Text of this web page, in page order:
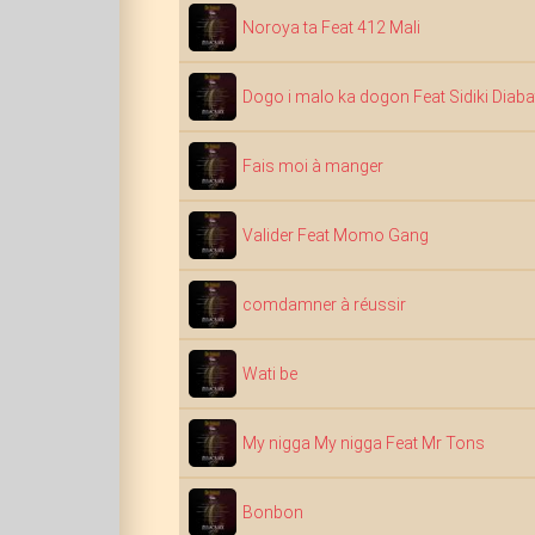
Noroya ta Feat 412 Mali
Dogo i malo ka dogon Feat Sidiki
Fais moi à manger
Valider Feat Momo Gang
comdamner à réussir
Wati be
My nigga My nigga Feat Mr Tons
Bonbon